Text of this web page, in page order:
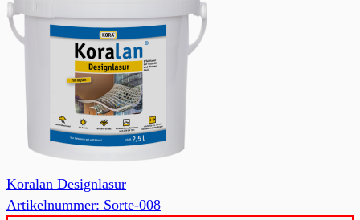
Koralan Designlasur
Artikelnummer: Sorte-008